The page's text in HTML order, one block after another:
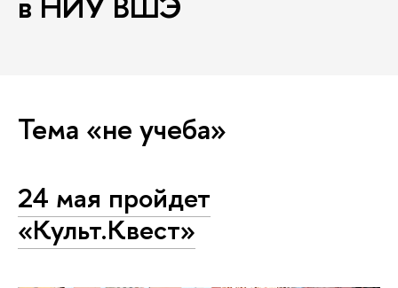
Тема «не учеба»
24 мая пройдет
«Культ.Квест»